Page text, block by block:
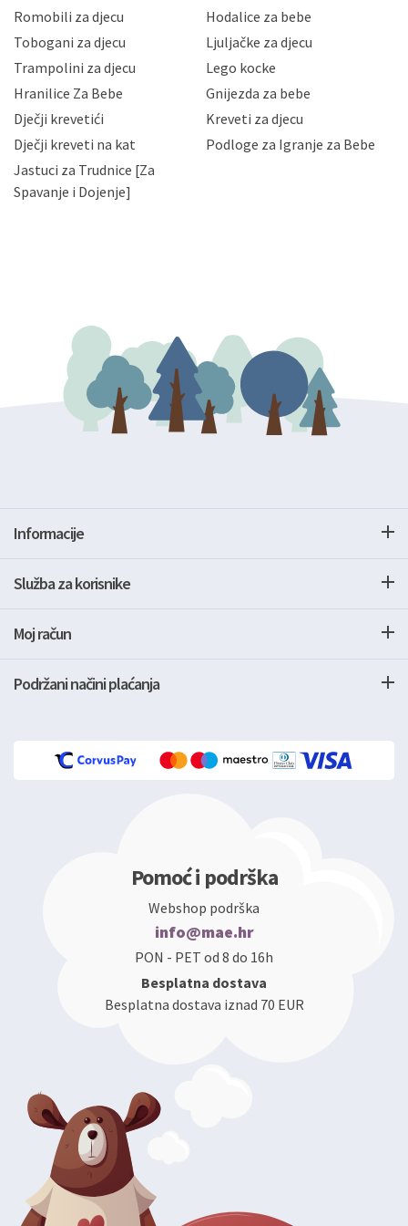
korisnika i posjetitelja web stranica, čuva povjerljivost
Vaših osobnih podataka te omogućava pristup i
priopćavanje osobnih podataka samo onim svojim
zaposlenicima kojima su isti potrebni radi provedbe
slučajevima koji su dozvoljeni zakonima. Napominjemo
da možete u svako doba, u potpunosti ili djelomice,
zatražiti prestanak aktivnosti obrade Vaših osobnih
podataka. Opoziv privole možete podnijeti poštom na
gore navedenu adresu ili e-mailom na adresu:
Romobili za djecu
Hodalice za bebe
Tobogani za djecu
Ljuljačke za djecu
Trampolini za djecu
Lego kocke
Hranilice Za Bebe
Gnijezda za bebe
Dječji krevetići
Kreveti za djecu
Dječji kreveti na kat
Podloge za Igranje za Bebe
Jastuci za Trudnice [Za
Spavanje i Dojenje]
Informacije
Služba za korisnike
Moj račun
Podržani načini plaćanja
Pomoć i podrška
Webshop podrška
info@mae.hr
PON - PET od 8 do 16h
Besplatna dostava
Besplatna dostava iznad 70 EUR